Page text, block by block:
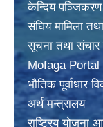
केन्दिय पञ्जिकरण
संघिय मामिला
सूचना तथा संचार
Mofaga Portal
भाैतिक पूर्वाधार
अर्थ मन्त्रालय
राष्ट्रिय योजना